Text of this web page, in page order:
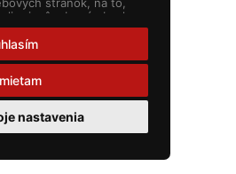
prispôsobený obsah a
návštevnosti našich
pochopenie toho, odkiaľ
nastavenia